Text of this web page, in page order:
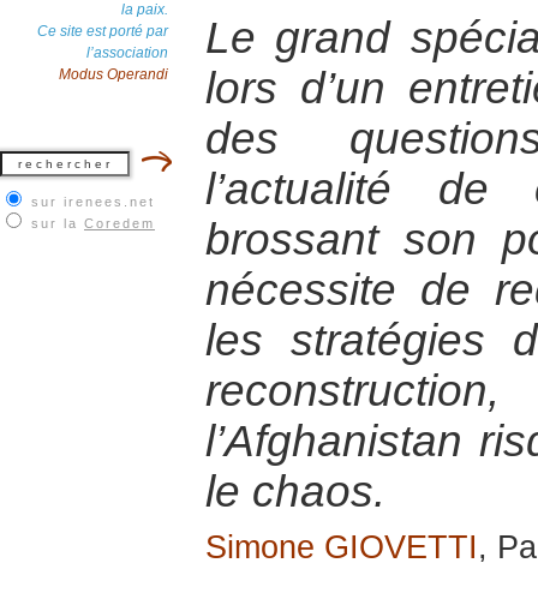
la paix.
Ce site est porté par
l’association
Modus Operandi
sur irenees.net
sur la Coredem
Le grand
lors d’un
des
l’actualité
brossant son
nécessite de
les stratégies
l’Afghanistan
le chaos.
Simone GIOVETTI,